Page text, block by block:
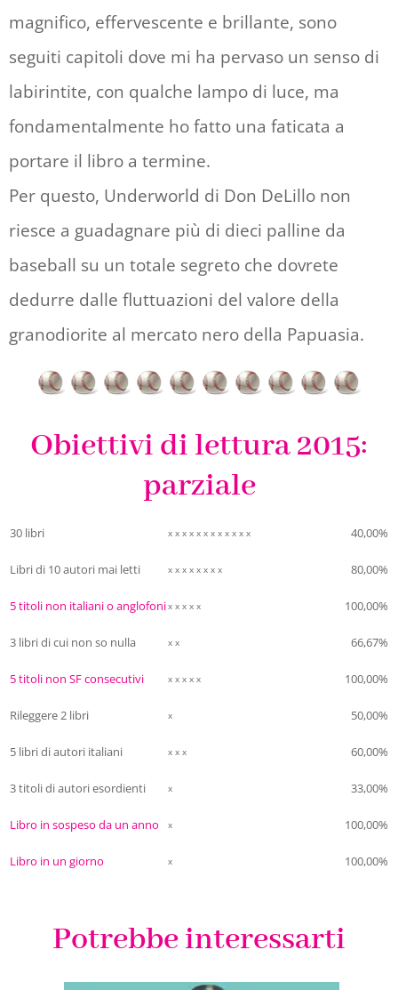
alla bocca: – Oh cazzo di un merdosissimo
stronzo.
Pagina 12 | Pos. 169-70
e allora le spiritosaggini sui piccoletti
cominceranno a volare nell’aria come la
Pagina 14 | Pos. 211
tirano monete con colpi di pollice e lanci del
disco, e la mano del venditore sembra
inalare il metallo volante.
Pagina 16 | Pos. 245-46
Pagina 18 | Pos. 275-77
magnifico, effervescente e brillante, sono
seguiti capitoli dove mi ha pervaso un senso di
labirintite, con qualche lampo di luce, ma
fondamentalmente ho fatto una faticata a
portare il libro a termine.
Per questo, Underworld di Don DeLillo non
riesce a guadagnare più di dieci palline da
baseball su un totale segreto che dovrete
dedurre dalle fluttuazioni del valore della
granodiorite al mercato nero della Papuasia.
Obiettivi di lettura 2015:
parziale
30 libri x x x x x x x x x x x x 40,00%
Libri di 10 autori mai letti x x x x x x x x 80,00%
5 titoli non italiani o anglofonix x x x x 100,00%
3 libri di cui non so nulla x x 66,67%
5 titoli non SF consecutivi x x x x x 100,00%
Rileggere 2 libri x 50,00%
5 libri di autori italiani x x x 60,00%
3 titoli di autori esordienti x 33,00%
Libro in sospeso da un anno x 100,00%
Libro in un giorno x 100,00%
Potrebbe interessarti